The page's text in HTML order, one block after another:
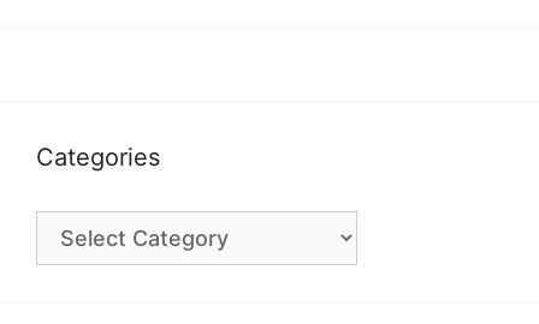
Categories
Categories